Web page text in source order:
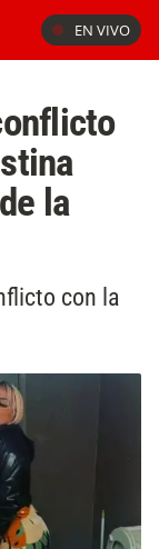
EN VIVO
la
con la